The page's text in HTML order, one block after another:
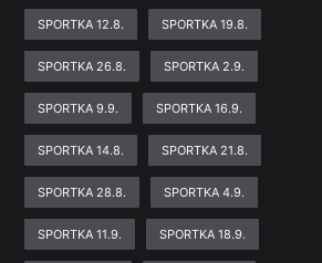
SPORTKA 12.8. SPORTKA 19.8.
SPORTKA 26.8. SPORTKA 2.9.
SPORTKA 9.9. SPORTKA 16.9.
SPORTKA 14.8. SPORTKA 21.8.
SPORTKA 28.8. SPORTKA 4.9.
SPORTKA 11.9. SPORTKA 18.9.